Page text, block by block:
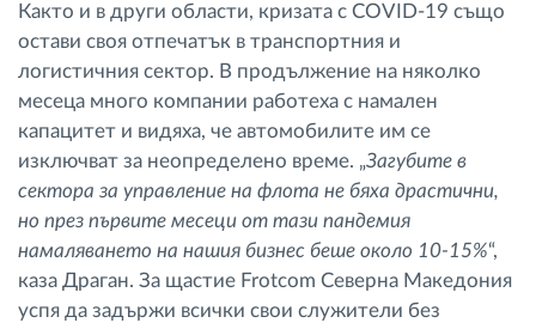
Както и в други области, кризата с COVID-19 също
остави своя отпечатък в транспортния и
логистичния сектор. В продължение на няколко
месеца много компании работеха с намален
капацитет и видяха, че автомобилите им се
изключват за неопределено време. „Загубите в
сектора за управление на флота не бяха драстични,
но през първите месеци от тази пандемия
намаляването на нашия бизнес беше около 10-15%“,
каза Драган. За щастие Frotcom Северна Македония
успя да задържи всички свои служители без